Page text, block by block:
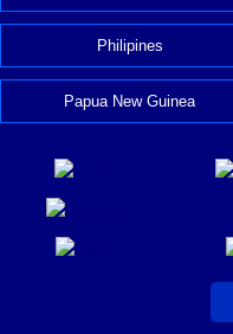
Philipines
Papua New Guinea